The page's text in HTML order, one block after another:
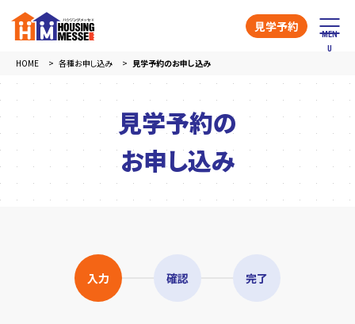
見学予約
HOME 各種お申し込み 見学予約のお申し込み
見学予約の
お申し込み
入力 確認 完了